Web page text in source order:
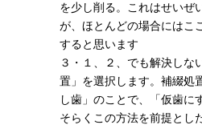
を少し削る。これはせいぜ
が、ほとんどの場合にはこ
すると思います
３・１、２、でも解決しな
置」を選択します。補綴処
し歯」のことで、「仮歯に
そらくこの方法を前提とし